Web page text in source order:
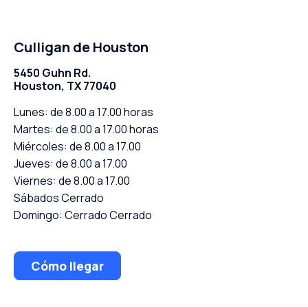
Culligan de Houston
5450 Guhn Rd.
Houston, TX 77040
Lunes: de 8.00 a 17.00 horas
Martes: de 8.00 a 17.00 horas
Miércoles: de 8.00 a 17.00
Jueves: de 8.00 a 17.00
Viernes: de 8.00 a 17.00
Sábados Cerrado
Domingo: Cerrado Cerrado
Cómo llegar